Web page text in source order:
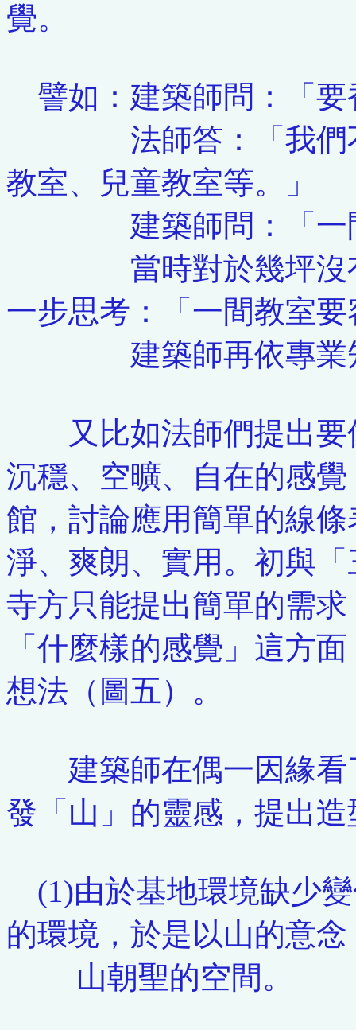
覺。
譬如：建築師問：「要
法師答：「我們不
教室、兒童教室等。」
建築師問：「一間
當時對於幾坪沒有
一步思考：「一間教室
建築師再依專業知
又比如法師們提出要
沉穩、空曠、自在的感
館，討論應用簡單的線
淨、爽朗、實用。初與
寺方只能提出簡單的需
「什麼樣的感覺」這方
想法（圖五）。
建築師在偶一因緣看
發「山」的靈感，提出
(1)由於基地環境缺少
的環境，於是以山的意
山朝聖的空間。